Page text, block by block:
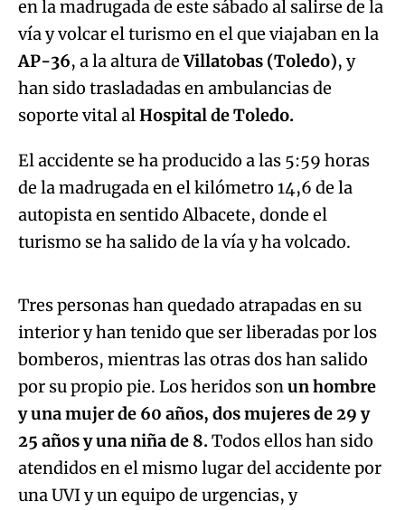
en la madrugada de este sábado al salirse de la
vía y volcar el turismo en el que viajaban en la
AP-36, a la altura deVillatobas (Toledo), y
han sido trasladadas en ambulancias de
soporte vital alHospital de Toledo.
El accidente se ha producido a las 5:59 horas
de la madrugada en el kilómetro 14,6 de la
autopista en sentido Albacete, donde el
turismo se ha salido de la vía y ha volcado.
Algo salió mal.
An error occurred, please try again later.
Try again
Tres personas han quedado atrapadas en su
interior y han tenido que ser liberadas por los
bomberos, mientras las otras dos han salido
por su propio pie. Los heridos sonun hombre
y una mujer de 60 años, dos mujeres de 29 y
25 años y una niña de 8.Todos ellos han sido
atendidos en el mismo lugar del accidente por
una UVI y un equipo de urgencias, y